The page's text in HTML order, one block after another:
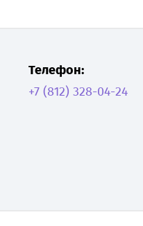
Телефон:
+7 (812) 328-04-24